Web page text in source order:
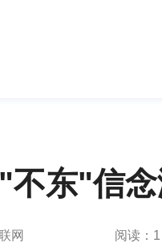
不东"信
网 阅读： 1